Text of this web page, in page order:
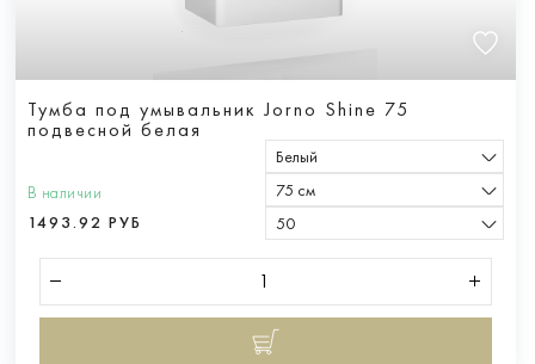
Тумба под умывальник Jorno Shine 75
подвесной белая
В наличии
1493.92 РУБ
Белый
75 см
50